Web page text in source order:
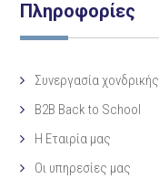
Πληροφορίες
Συνεργασία χονδρικής
B2B Back to School
Η Eταιρία μας
Οι υπηρεσίες μας